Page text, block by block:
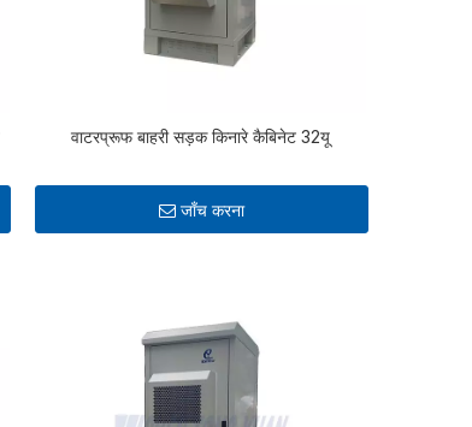
वाटरप्रूफ बाहरी सड़क किनारे कैबिनेट 32यू
जाँच करना